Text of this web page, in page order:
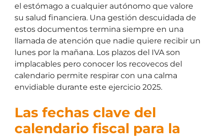
el estómago a cualquier autónomo que valore
su salud financiera. Una gestión descuidada de
estos documentos termina siempre en una
llamada de atención que nadie quiere recibir un
lunes por la mañana. Los plazos del IVA son
implacables pero conocer los recovecos del
calendario permite respirar con una calma
envidiable durante este ejercicio 2025.
Las fechas clave del
calendario fiscal para la